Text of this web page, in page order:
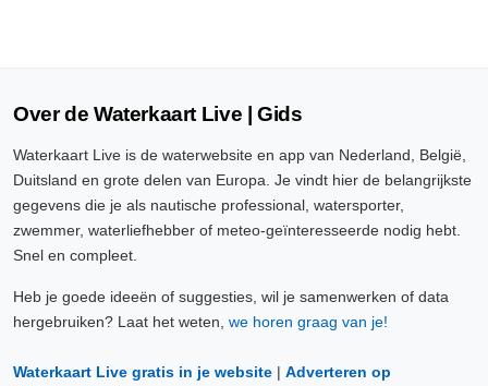
Over de Waterkaart Live | Gids
Waterkaart Live is de waterwebsite en app van Nederland, België,
Duitsland en grote delen van Europa. Je vindt hier de belangrijkste
gegevens die je als nautische professional, watersporter,
zwemmer, waterliefhebber of meteo-geïnteresseerde nodig hebt.
Snel en compleet.
Heb je goede ideeën of suggesties, wil je samenwerken of data
hergebruiken? Laat het weten, we horen graag van je!
Waterkaart Live gratis in je website | Adverteren op